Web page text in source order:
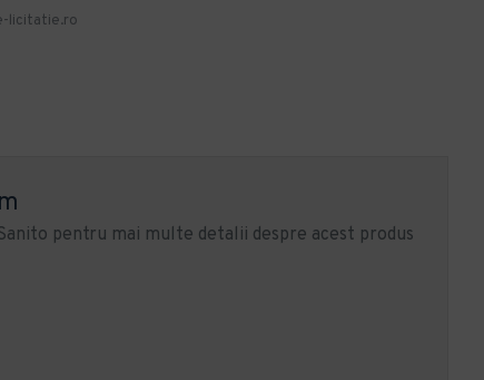
licitatie.ro
pentru mai multe detalii despre acest produs